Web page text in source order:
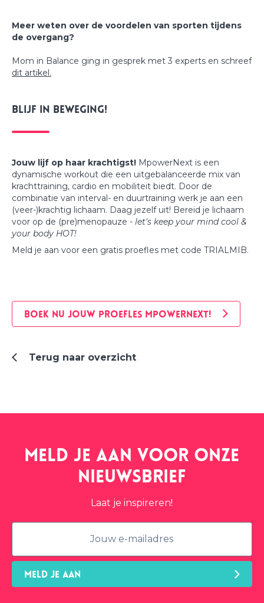
Meer weten over de voordelen van sporten tijdens
de overgang?
Mom in Balance ging in gesprek met 3 experts en schreef
dit artikel.
Blijf in beweging!
Jouw lijf op haar krachtigst! MpowerNext is een
dynamische workout die een uitgebalanceerde mix van
krachttraining, cardio en mobiliteit biedt. Door de
combinatie van interval- en duurtraining werk je aan een
(veer-)krachtig lichaam. Daag jezelf uit! Bereid je lichaam
voor op de (pre)menopauze - let's keep your mind cool &
your body HOT!
Meld je aan voor een gratis proefles met code TRIALMIB.
BOEK NU JOUW PROEFLES MPOWERNEXT!
Terug naar overzicht
Meld je aan voor onze
nieuwsbrief
Laat je inspireren!
MELD JE AAN